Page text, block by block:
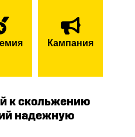
Кампания
к скольжению
надежную